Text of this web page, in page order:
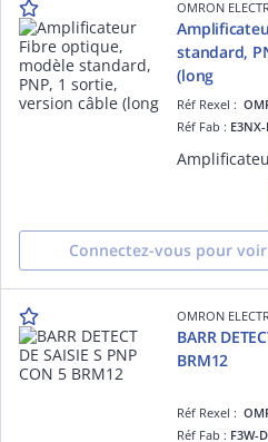
OMRON
standard,
(long
Réf Rexel :
Réf Fab :
Connectez-vous pour
OMRON
BARR
BRM12
Réf Rexel :
Réf Fab : F3W-